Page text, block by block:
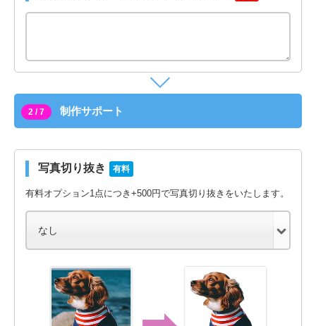
2 / 7 制作サポート
写真切り抜き 有料
有料オプション1点につき+500円で写真切り抜きをいたします。